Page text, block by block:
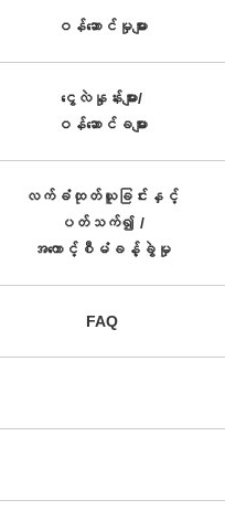
ဝန်ဆောင်မှုများ
ငွေလဲနှုန်းများ/
ဝန်ဆောင်ခများ
လက်ခံထုတ်ယူခြင်းနှင့်
ပတ်သက်၍ /
အကောင့်စီမံခန့်ခွဲမှု
FAQ